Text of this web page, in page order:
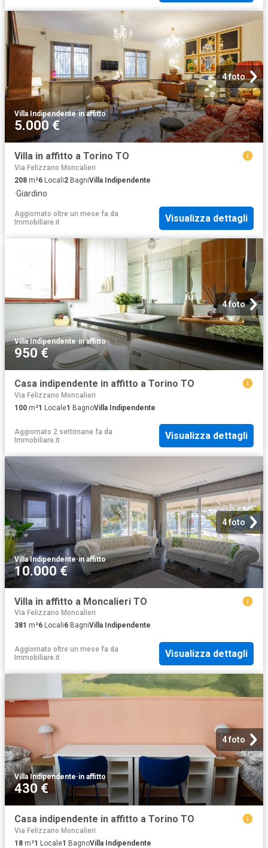
4 foto
Villa Indipendente·in affitto
5.000 €
Villa in affitto a Torino TO
Via Felizzano Moncalieri
208 m²6 Locali2 BagniVilla Indipendente
·Giardino
Aggiornato oltre un mese fa da
Immobiliare.it
Visualizza dettagli
4 foto
Villa Indipendente·in affitto
950 €
Casa indipendente in affitto a Torino TO
Via Felizzano Moncalieri
100 m²1 Locale1 BagnoVilla Indipendente
Aggiornato 2 settimane fa da
Immobiliare.it
Visualizza dettagli
4 foto
Villa Indipendente·in affitto
10.000 €
Villa in affitto a Moncalieri TO
Via Felizzano Moncalieri
381 m²6 Locali6 BagniVilla Indipendente
Aggiornato oltre un mese fa da
Immobiliare.it
Visualizza dettagli
4 foto
Villa Indipendente·in affitto
430 €
Casa indipendente in affitto a Torino TO
Via Felizzano Moncalieri
18 m²1 Locale1 BagnoVilla Indipendente